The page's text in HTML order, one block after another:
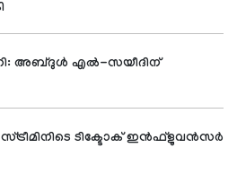
അബ്ദുള്‍ എല്‍-സയീദിന്
ടിക്ടോക് ഇന്‍ഫ്‌ളുവന്‍സര്‍